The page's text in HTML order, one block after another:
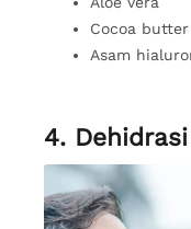
Cocoa butter
Asam
4. Dehidrasi